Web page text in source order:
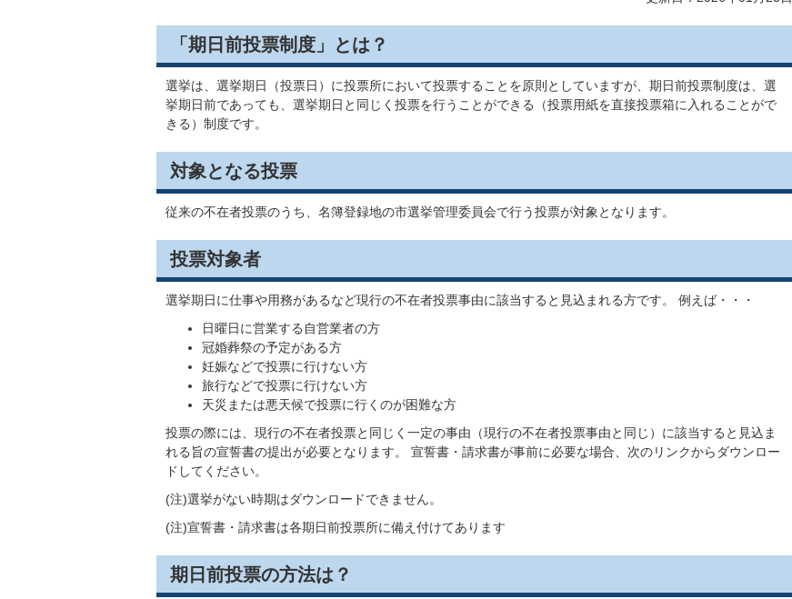
「期日前投票制度」とは？
選挙は、選挙期日（投票日）に投票所において投票することを原則としていますが、期日前投票制度は、選
挙期日前であっても、選挙期日と同じく投票を行うことができる（投票用紙を直接投票箱に入れることがで
きる）制度です。
対象となる投票
従来の不在者投票のうち、名簿登録地の市選挙管理委員会で行う投票が対象となります。
投票対象者
選挙期日に仕事や用務があるなど現行の不在者投票事由に該当すると見込まれる方です。 例えば・・・
日曜日に営業する自営業者の方
冠婚葬祭の予定がある方
妊娠などで投票に行けない方
旅行などで投票に行けない方
天災または悪天候で投票に行くのが困難な方
投票の際には、現行の不在者投票と同じく一定の事由（現行の不在者投票事由と同じ）に該当すると見込ま
れる旨の宣誓書の提出が必要となります。 宣誓書・請求書が事前に必要な場合、次のリンクからダウンロー
ドしてください。
(注)選挙がない時期はダウンロードできません。
(注)宣誓書・請求書は各期日前投票所に備え付けてあります
期日前投票の方法は？